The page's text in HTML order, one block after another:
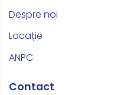
Despre noi
Locație
ANPC
Contact